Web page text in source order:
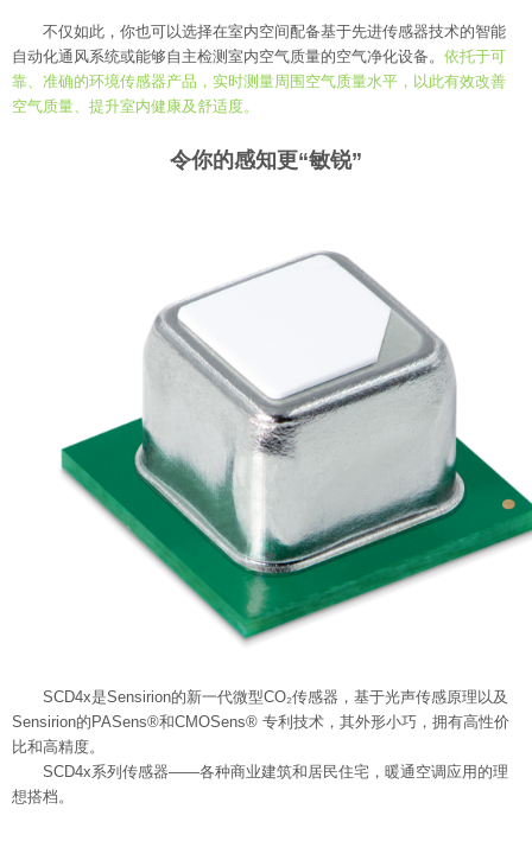
不仅如此，你也可以选择在室内空间配备基于先进传感器技术的智能
自动化通风系统或能够自主检测室内空气质量的空气净化设备。 依托于可
靠、准确的环境传感器产品，实时测量周围空气质量水平，以此有效改善
空气质量、提升室内健康及舒适度。
令你的感知更“敏锐”
SCD4x是Sensirion的新一代微型CO₂传感器，基于光声传感原理以及
Sensirion的PASens®和CMOSens® 专利技术，其外形小巧，拥有高性价
比和高精度。
SCD4x系列传感器——各种商业建筑和居民住宅 ，暖通空调应用的理
想搭档。